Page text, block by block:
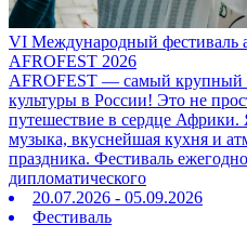
VI Международный фестиваль
AFROFEST 2026
AFROFEST — самый крупный
культуры в России! Это не
путешествие в сердце Африки.
музыка, вкуснейшая кухня и
праздника. Фестиваль
дипломатического
20.07.2026 - 05.09.2026
Фестиваль